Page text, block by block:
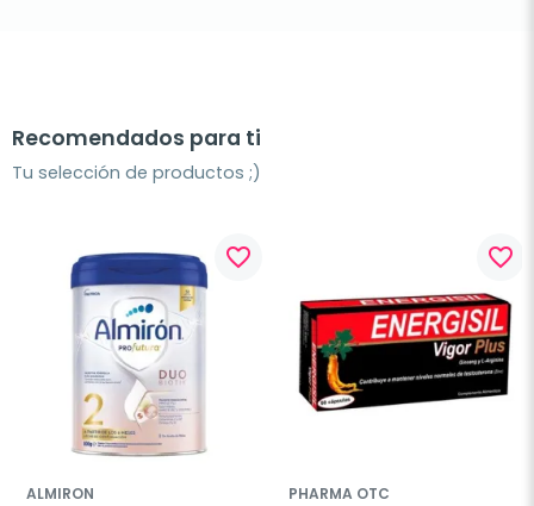
Recomendados para ti
Tu selección de productos ;)
favorite_border
ALMIRON
favorite_border
PHARMA OTC